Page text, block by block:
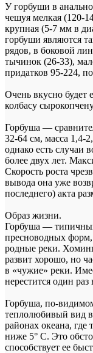
У горбуши в
чешуя мелкая (120-
крупная (5-7 мм в
горбуши являются
рядов, в боковой
тычинок (26-33),
придатков 95-224,
Очень вкусно будет
колбасу
Горбуша —
32-64 см, масса 1,4-
однако есть случаи
более двух лет.
Скорость роста
вывода она уже
последнего) акта
Образ жизни.
Горбуша —
пресноводных форм,
родные реки.
развит хорошо, но
в «чужие» реки.
нерестится один
Горбуша, по-
теплолюбивый вид в
районах океана, где
ниже 5° С. Это
способствует ее